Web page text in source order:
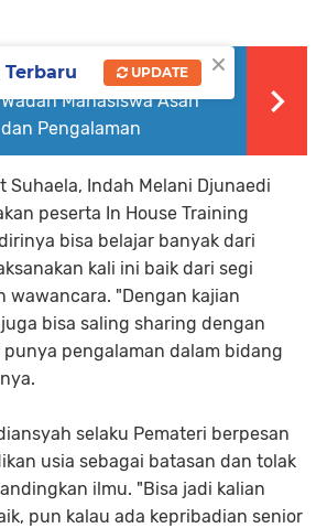
FEBI IAIN Parepare
Mahasiswa Asah
Pengalaman
Suhaela, Indah Melani Djunaedi
peserta In House Training
bisa belajar banyak dari
kali ini baik dari segi
wawancara. "Dengan kajian
bisa saling sharing dengan
pengalaman dalam bidang
selaku Pemateri berpesan
usia sebagai batasan dan tolak
ilmu. "Bisa jadi kalian
pun kalau ada kepribadian senior
×
UPDATE